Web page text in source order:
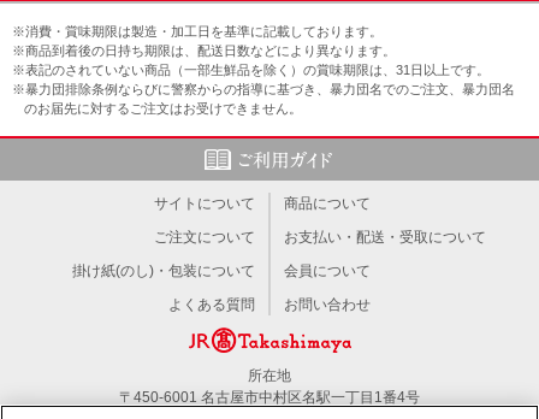
※消費・賞味期限は製造・加工日を基準に記載しております。
※商品到着後の日持ち期限は、配送日数などにより異なります。
※表記のされていない商品（一部生鮮品を除く）の賞味期限は、31日以上です。
※暴力団排除条例ならびに警察からの指導に基づき、暴力団名でのご注文、暴力団名
のお届先に対するご注文はお受けできません。
サイトについて
商品について
ご注文について
お支払い・配送・受取について
掛け紙(のし)・包装について
会員について
よくある質問
お問い合わせ
所在地
〒450-6001 名古屋市中村区名駅一丁目1番4号